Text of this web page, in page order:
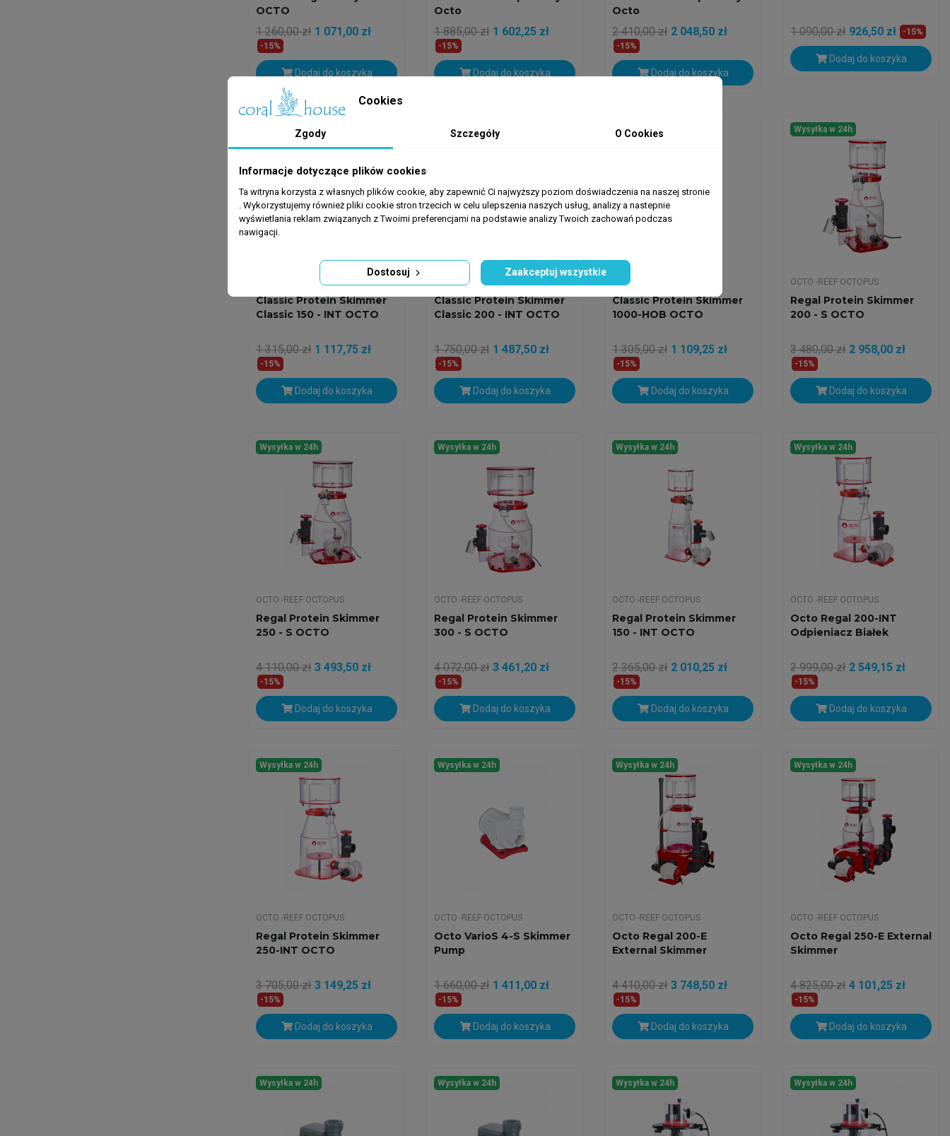
OCTO
1 260,00 zł 1 071,00 zł
-15%
Dodaj do koszyka
Octo
1 885,00 zł 1 602,25 zł
-15%
Dodaj do koszyka
Octo
2 410,00 zł 2 048,50 zł
-15%
Dodaj do koszyka
1 090,00 zł 926,50 zł -15%
Dodaj do koszyka
Wysyłka w 24h
OCTO -REEF OCTOPUS
Classic Protein Skimmer
Classic 150 - INT OCTO
1 315,00 zł 1 117,75 zł
-15%
Dodaj do koszyka
Wysyłka w 24h
OCTO -REEF OCTOPUS
Classic Protein Skimmer
Classic 200 - INT OCTO
1 750,00 zł 1 487,50 zł
-15%
Dodaj do koszyka
Wysyłka w 24h
OCTO -REEF OCTOPUS
Classic Protein Skimmer
1000-HOB OCTO
1 305,00 zł 1 109,25 zł
-15%
Dodaj do koszyka
Wysyłka w 24h
OCTO -REEF OCTOPUS
Regal Protein Skimmer
200 - S OCTO
3 480,00 zł 2 958,00 zł
-15%
Dodaj do koszyka
Wysyłka w 24h
OCTO -REEF OCTOPUS
Regal Protein Skimmer
250 - S OCTO
4 110,00 zł 3 493,50 zł
-15%
Dodaj do koszyka
Wysyłka w 24h
OCTO -REEF OCTOPUS
Regal Protein Skimmer
300 - S OCTO
4 072,00 zł 3 461,20 zł
-15%
Dodaj do koszyka
Wysyłka w 24h
OCTO -REEF OCTOPUS
Regal Protein Skimmer
150 - INT OCTO
2 365,00 zł 2 010,25 zł
-15%
Dodaj do koszyka
Wysyłka w 24h
OCTO -REEF OCTOPUS
Octo Regal 200-INT
Odpieniacz Białek
2 999,00 zł 2 549,15 zł
-15%
Dodaj do koszyka
Wysyłka w 24h
OCTO -REEF OCTOPUS
Regal Protein Skimmer
250-INT OCTO
3 705,00 zł 3 149,25 zł
-15%
Dodaj do koszyka
Wysyłka w 24h
OCTO -REEF OCTOPUS
Octo VarioS 4-S Skimmer
Pump
1 660,00 zł 1 411,00 zł
-15%
Dodaj do koszyka
Wysyłka w 24h
OCTO -REEF OCTOPUS
Octo Regal 200-E
External Skimmer
4 410,00 zł 3 748,50 zł
-15%
Dodaj do koszyka
Wysyłka w 24h
OCTO -REEF OCTOPUS
Octo Regal 250-E External
Skimmer
4 825,00 zł 4 101,25 zł
-15%
Dodaj do koszyka
Wysyłka w 24h Wysyłka w 24h Wysyłka w 24h Wysyłka w 24h
Cookies
Zgody Szczegóły O Cookies
Informacje dotyczące plików cookies
Ta witryna korzysta z własnych plików cookie, aby zapewnić Ci najwyższy poziom doświadczenia na naszej stronie
. Wykorzystujemy również pliki cookie stron trzecich w celu ulepszenia naszych usług, analizy a nastepnie
wyświetlania reklam związanych z Twoimi preferencjami na podstawie analizy Twoich zachowań podczas
nawigacji.
Dostosuj Zaakceptuj wszystkie